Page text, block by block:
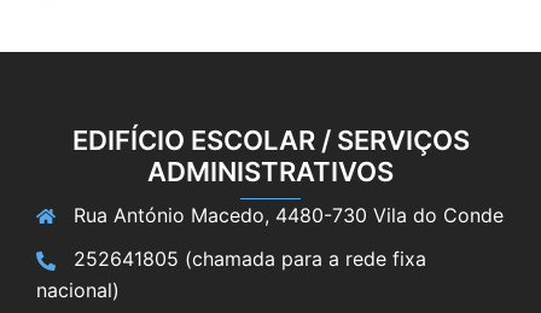
EDIFÍCIO ESCOLAR / SERVIÇOS
ADMINISTRATIVOS
Rua António Macedo, 4480-730 Vila do Conde
252641805 (chamada para a rede fixa
nacional)